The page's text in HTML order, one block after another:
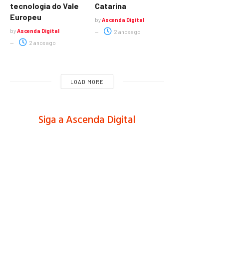
tecnologia do Vale
Europeu
by Ascenda Digital
2 anos ago
Catarina
by Ascenda Digital
2 anos ago
LOAD MORE
Siga a Ascenda Digital